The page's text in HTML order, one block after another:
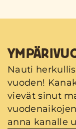
Nauti
vuoden!
vievät sinut
anna kanalle